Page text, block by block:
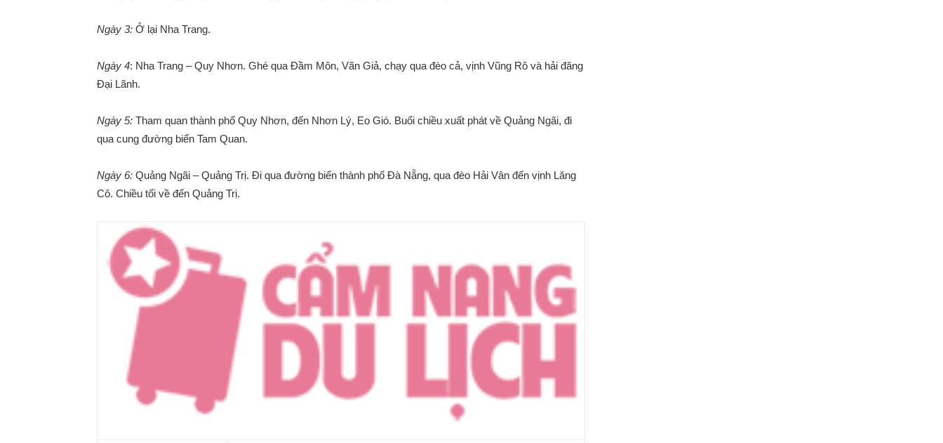
Ngày 3: Ở lại Nha Trang.
Ngày 4: Nha Trang – Quy Nhơn. Ghé qua Đầm Môn, Vãn Giả, chạy qua đèo cả, vịnh Vũng Rô và hải đăng
Đại Lãnh.
Ngày 5: Tham quan thành phố Quy Nhơn, đến Nhơn Lý, Eo Gió. Buổi chiều xuất phát về Quảng Ngãi, đi
qua cung đường biển Tam Quan.
Ngày 6: Quảng Ngãi – Quảng Trị. Đi qua đường biển thành phố Đà Nẵng, qua đèo Hải Vân đến vịnh Lăng
Cô. Chiều tối về đến Quảng Trị.